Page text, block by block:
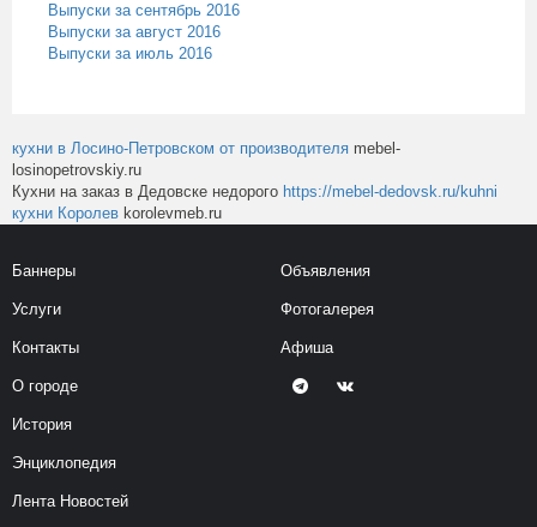
Выпуски за сентябрь 2016
Выпуски за август 2016
Выпуски за июль 2016
кухни в Лосино-Петровском от производителя mebel-
losinopetrovskiy.ru
Кухни на заказ в Дедовске недорого https://mebel-dedovsk.ru/kuhni
кухни Королев korolevmeb.ru
Баннеры
Услуги
Контакты
О городе
История
Энциклопедия
Лента Новостей
Объявления
Фотогалерея
Афиша